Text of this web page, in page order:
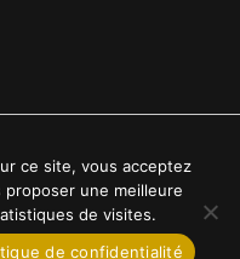
réservés
ce site, vous acceptez
proposer une meilleure
de visites.
de confidentialité